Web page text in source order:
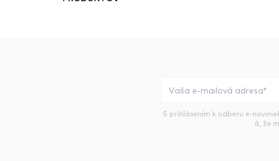
S prihlásením k odberu e-
á, že